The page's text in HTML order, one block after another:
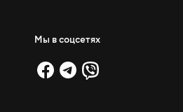
Мы в соцсетях